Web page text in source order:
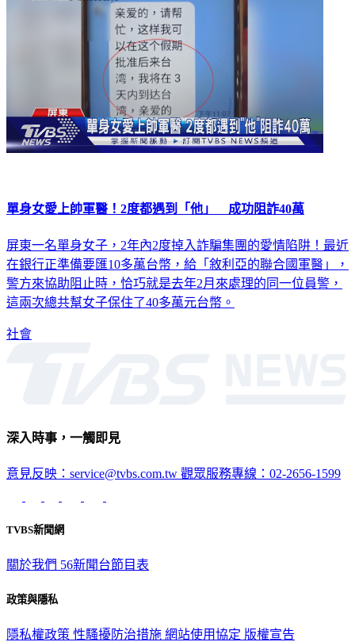
單身女愛上帥軍醫！2度都遇到「他」 成功阻詐40萬
屏東一名單身女子，2年內2度掉入詐騙集團的愛情陷阱！最近
在銀行正準備要匯10多萬台幣，給「敘利亞的聯合國軍醫」，
警方來協助阻止時，恰巧就是去年2月來處理的同一位員警，
這兩次總共幫女子保住了40多萬元台幣。
社會
深入時事，一觸即見
意見反映：service@tvbs.com.tw 觀眾服務專線：02-2656-1599
TVBS新聞網
關於我們 56新聞台節目表
政策與隱私
隱私權政策 性騷擾防治措施 網站使用協定 版權宣告